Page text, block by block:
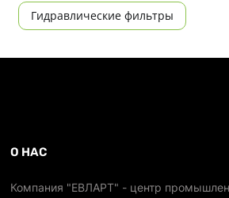
Гидравлические фильтры
О НАС
Компания "ЕВЛАРТ" - центр